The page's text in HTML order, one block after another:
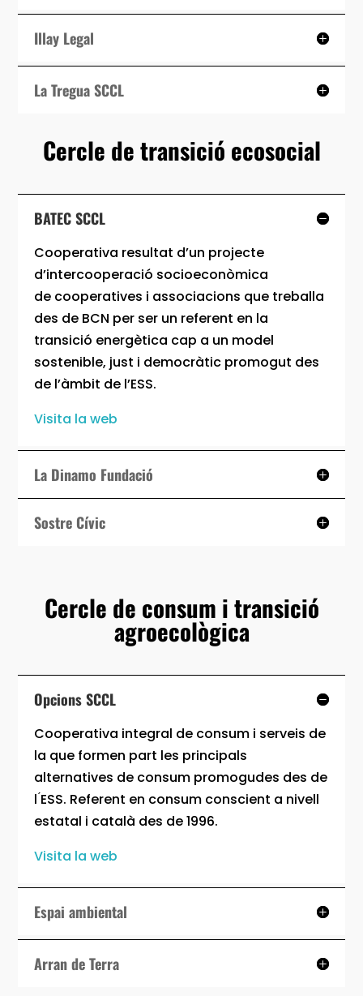
Illay Legal
La Tregua SCCL
Cercle de transició ecosocial
BATEC SCCL
Cooperativa resultat d’un projecte
d’intercooperació socioeconòmica
de cooperatives i associacions que treballa
des de BCN per ser un referent en la
transició energètica cap a un model
sostenible, just i democràtic promogut des
de l’àmbit de l’ESS.
Visita la web
La Dinamo Fundació
Sostre Cívic
Cercle de consum i transició
agroecològica
Opcions SCCL
Cooperativa integral de consum i serveis de
la que formen part les principals
alternatives de consum promogudes des de
l ́ESS. Referent en consum conscient a nivell
estatal i català des de 1996.
Visita la web
Espai ambiental
Arran de Terra